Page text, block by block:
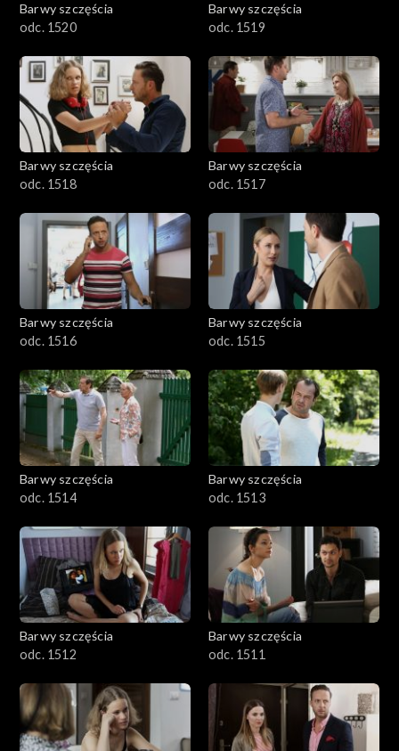
Barwy szczęścia
odc. 1520
Barwy szczęścia
odc. 1519
Barwy szczęścia
odc. 1518
Barwy szczęścia
odc. 1517
Barwy szczęścia
odc. 1516
Barwy szczęścia
odc. 1515
Barwy szczęścia
odc. 1514
Barwy szczęścia
odc. 1513
Barwy szczęścia
odc. 1512
Barwy szczęścia
odc. 1511